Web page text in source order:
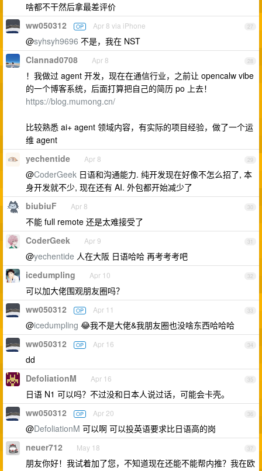
啥都不干然后拿最差评价
27
ww050312 OP Apr 8 via iPhone
@syhsyh9696 不是，我在 NST
28
Clannad0708 Apr 8
！我做过 agent 开发，现在在通信行业，之前让 opencalw vibe
的一个博客系统，后面打算把自己的简历 po 上去！
https://blog.mumong.cn/
比较熟悉 ai+ agent 领域内容，有实际的项目经验，做了一个运
维 agent
29
yechentide Apr 8
@CoderGeek 日语和沟通能力. 纯开发现在好像不怎么招了, 本
身开发就不少, 现在还有 AI. 外包都开始减少了
30
biubiuF Apr 8
不能 full remote 还是太难接受了
31
CoderGeek Apr 9
@yechentide 人在大阪 日语哈哈 再考考考吧
32
icedumpling Apr 10
可以加大佬围观朋友圈吗？
33
ww050312 OP Apr 11
@icedumpling 😂我不是大佬&我朋友圈也没啥东西哈哈哈
34
ww050312 OP Apr 16
dd
35
DefoliationM Apr 16
日语 N1 可以吗？不过没和日本人说过话，可能会卡壳。
36
ww050312 OP Apr 20
@DefoliationM 可以啊 可以投英语要求比日语高的岗
37
neuer712 May 18
朋友你好！我试着加了您，不知道现在还能不能帮内推？我在欧